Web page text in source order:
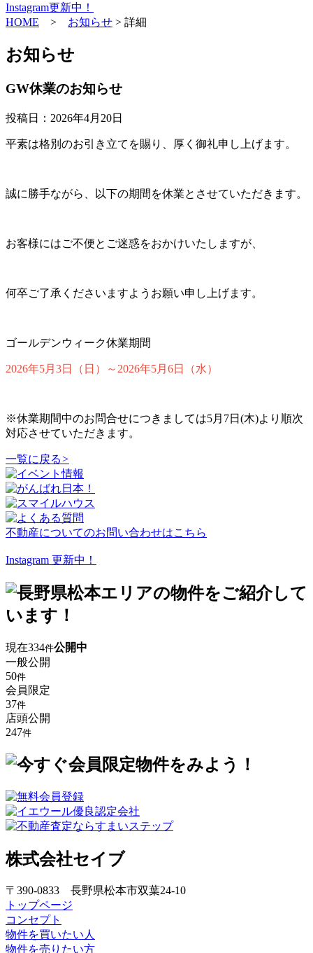
Instagram更新中！
HOME > お知らせ > 詳細
お知らせ
GW休業のお知らせ
投稿日：2026年4月20日
平素は格別のお引き立てを賜り、厚く御礼申し上げます。
誠に勝手ながら、以下の期間を休業とさせていただきます。
お客様にはご不便とご迷惑をおかけいたしますが、
何卒ご了承くださいますようお願い申し上げます。
ゴールデンウィーク休業期間
2026年5月3日（日）～2026年5月6日（水）
※休業期間中のお問合せにつきましては5月7日(木)より順次
対応させていただきます。
一覧に戻る>
不動産についてのお問い合わせはこちら
Instagram 更新中！
現在334件公開中
一般公開
50件
会員限定
37件
店頭公開
247件
株式会社セイブ
〒390-0833 長野県松本市双葉24-10
トップページ
コンセプト
物件を買いたい人
物件を売りたい方